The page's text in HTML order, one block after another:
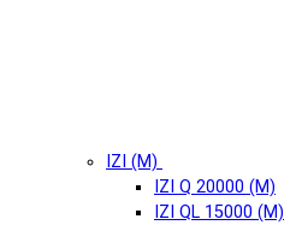
IZI (М)
IZI Q 20000 (М)
IZI QL 15000 (М)